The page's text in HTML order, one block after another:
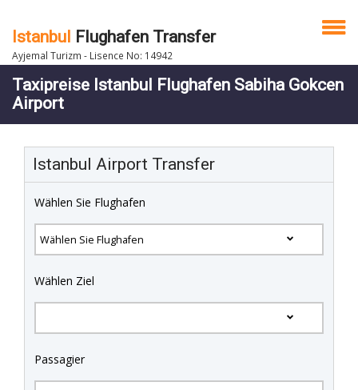
Istanbul Flughafen Transfer
Ayjemal Turizm - Lisence No: 14942
Taxipreise Istanbul Flughafen Sabiha Gokcen
Airport
Istanbul Airport Transfer
Wählen Sie Flughafen
Wählen Ziel
Passagier